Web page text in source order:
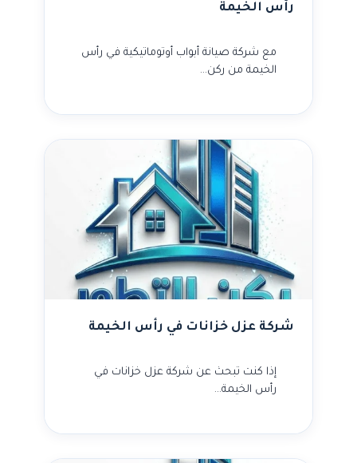
رأس الخيمة
مع شركة صيانة أبواب أوتوماتيكية في رأس
الخيمة من ركن…
شركة عزل خزانات في رأس الخيمة
إذا كنت تبحث عن شركة عزل خزانات في
رأس الخيمة…